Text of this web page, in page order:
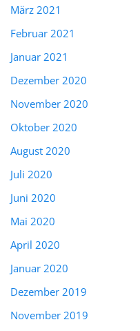
März 2021
Februar 2021
Januar 2021
Dezember 2020
November 2020
Oktober 2020
August 2020
Juli 2020
Juni 2020
Mai 2020
April 2020
Januar 2020
Dezember 2019
November 2019